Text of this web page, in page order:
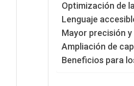
Optimización de
Lenguaje
Mayor precisión
Ampliación de
Beneficios para